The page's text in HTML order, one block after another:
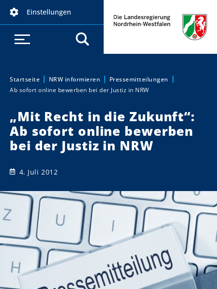
Einstellungen
Sie sind hier:
Startseite NRW informieren
Pressemitteilungen
Ab sofort online bewerben bei der Justiz in NRW
„Mit Recht in die Zukunft“:
Ab sofort online bewerben
bei der Justiz in NRW
4. Juli 2012